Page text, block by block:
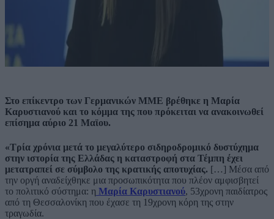
Στο επίκεντρο των Γερμανικών ΜΜΕ βρέθηκε η Μαρία
Καρυστιανού και το κόμμα της που πρόκειται να ανακοινωθεί
επίσημα αύριο 21 Μαϊου.
«Τρία χρόνια μετά το μεγαλύτερο σιδηροδρομικό δυστύχημα
στην ιστορία της Ελλάδας η καταστροφή στα Τέμπη έχει
μετατραπεί σε σύμβολο της κρατικής αποτυχίας. […] Μέσα από
την οργή αναδείχθηκε μια προσωπικότητα που πλέον αμφισβητεί
το πολιτικό σύστημα: η Μαρία Καρυστιανού, 53χρονη παιδίατρος
από τη Θεσσαλονίκη που έχασε τη 19χρονη κόρη της στην
τραγωδία.